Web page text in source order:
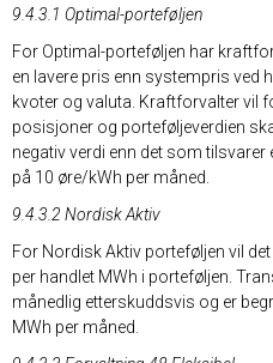
9.4.3.1 Optimal-porteføljen
For Optimal-porteføljen har
en lavere pris enn systempris ved
kvoter og valuta. Kraftforvalter vil
posisjoner og porteføljeverdien
negativ verdi enn det som
på 10 øre/kWh per måned.
9.4.3.2 Nordisk Aktiv
For Nordisk Aktiv porteføljen vil
per handlet MWh i porteføljen.
månedlig etterskuddsvis og er
MWh per måned.